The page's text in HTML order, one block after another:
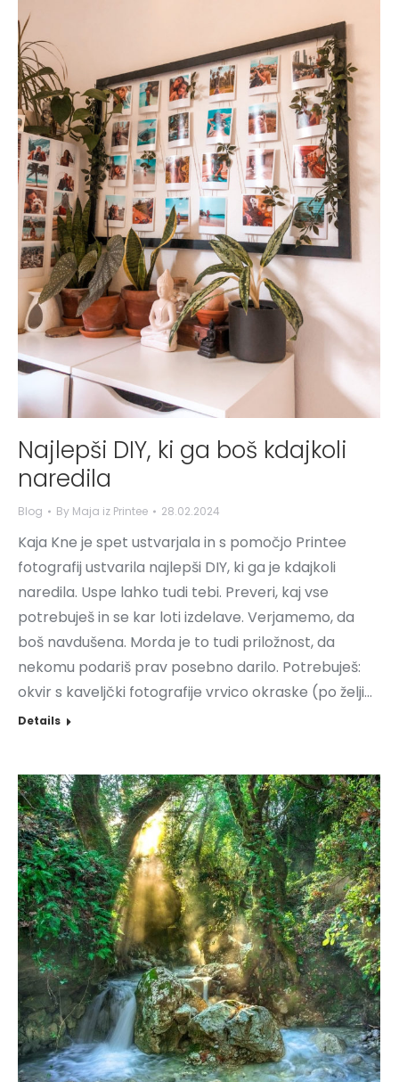
Najlepši DIY, ki ga boš kdajkoli
naredila
Blog By Maja iz Printee 28.02.2024
Kaja Kne je spet ustvarjala in s pomočjo Printee
fotografij ustvarila najlepši DIY, ki ga je kdajkoli
naredila. Uspe lahko tudi tebi. Preveri, kaj vse
potrebuješ in se kar loti izdelave. Verjamemo, da
boš navdušena. Morda je to tudi priložnost, da
nekomu podariš prav posebno darilo. Potrebuješ:
okvir s kaveljčki fotografije vrvico okraske (po želji…
Details